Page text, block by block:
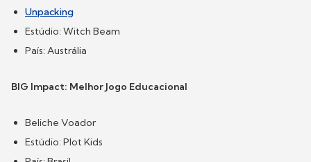
Unpacking
Estúdio: Witch Beam
País: Austrália
BIG Impact: Melhor Jogo Educacional
Beliche Voador
Estúdio: Plot Kids